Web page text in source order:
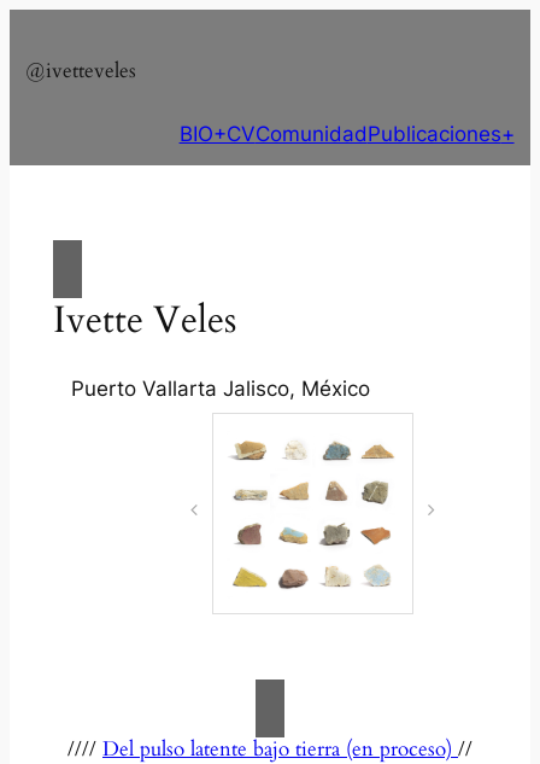
contenido
@ivetteveles
BIO+CVComunidadPublicaciones+
Ivette Veles
Puerto Vallarta Jalisco, México
//// Del pulso latente bajo tierra (en proceso) //